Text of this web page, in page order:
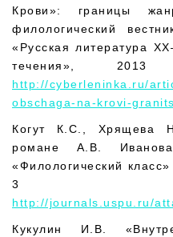
Крови»: границы
филологический
«Русская литература
течения»,
http://cyberleninka.ru/
obschaga-na-krovi-
Когут К.С., Хрящева
романе А.В.
«Филологический
3
http://journals.uspu.ru/
Кукулин И.В.